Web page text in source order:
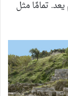
تمامًا مثل